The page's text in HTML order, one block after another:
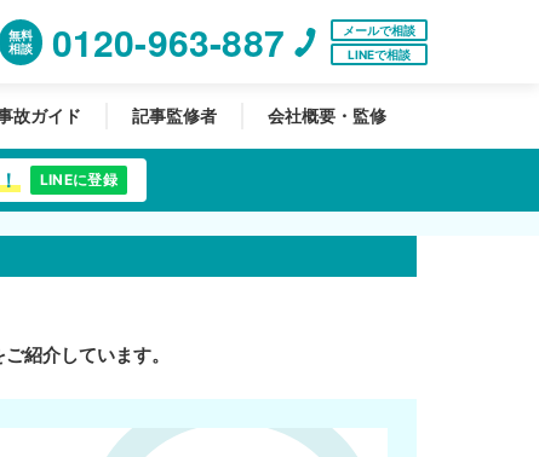
無料
相談
0120-963-887
メールで相談
LINEで相談
故ガイド 記事監修者 会社概要・監修
LINEに登録
紹介しています。